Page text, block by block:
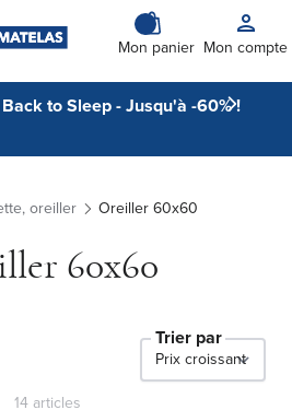
Mon panier Mon compte
to Sleep - Jusqu'à -60% !
oreiller Oreiller 60x60
60x60
Trier par
14articles